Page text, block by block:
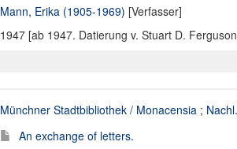
Mann, Erika (1905-1969) [Verfasser]
1947 [ab 1947. Datierung v. Stuart D.
Münchner Stadtbibliothek / Monacensia ;
An exchange of letters.